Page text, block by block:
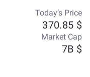
Today’s Price
$ 370.85
Market Cap
$ 7B